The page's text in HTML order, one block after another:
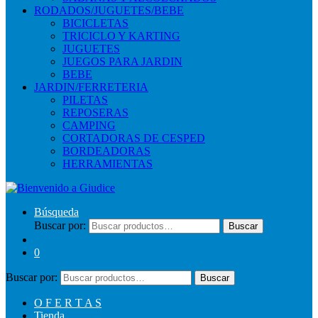
RODADOS/JUGUETES/BEBE
BICICLETAS
TRICICLO Y KARTING
JUGUETES
JUEGOS PARA JARDIN
BEBE
JARDIN/FERRETERIA
PILETAS
REPOSERAS
CAMPING
CORTADORAS DE CESPED
BORDEADORAS
HERRAMIENTAS
Búsqueda
Buscar por:
Buscar
0
Buscar por: Buscar
O F E R T A S
Tienda